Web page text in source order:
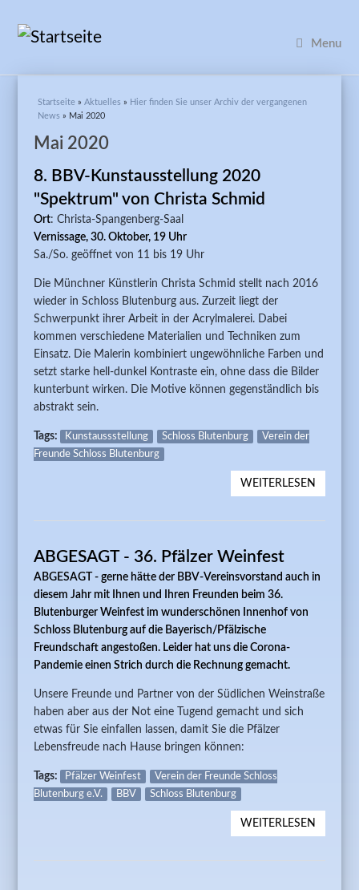
Menu
Sie sind hier
Startseite »Aktuelles » Hier finden Sie unser Archiv der vergangenen
News » Mai 2020
Mai 2020
8. BBV-Kunstausstellung 2020
"Spektrum" von Christa Schmid
Ort: Christa-Spangenberg-Saal
Vernissage, 30. Oktober, 19 Uhr
Sa./So. geöffnet von 11 bis 19 Uhr
Die Münchner Künstlerin Christa Schmid stellt nach 2016
wieder in Schloss Blutenburg aus. Zurzeit liegt der
Schwerpunkt ihrer Arbeit in der Acrylmalerei. Dabei
kommen verschiedene Materialien und Techniken zum
Einsatz. Die Malerin kombiniert ungewöhnliche Farben und
setzt starke hell-dunkel Kontraste ein, ohne dass die Bilder
kunterbunt wirken. Die Motive können gegenständlich bis
abstrakt sein.
Tags: Kunstaussstellung Schloss Blutenburg
Verein der
Freunde Schloss Blutenburg
WEITERLESEN
2020
ABGESAGT - 36. Pfälzer Weinfest
ABGESAGT - gerne hätte der BBV-Vereinsvorstand auch in
diesem Jahr mit Ihnen und Ihren Freunden beim 36.
Blutenburger Weinfest im wunderschönen Innenhof von
Schloss Blutenburg auf die Bayerisch/Pfälzische
Freundschaft angestoßen. Leider hat uns die Corona-
Pandemie einen Strich durch die Rechnung gemacht.
Unsere Freunde und Partner von der Südlichen Weinstraße
haben aber aus der Not eine Tugend gemacht und sich
etwas für Sie einfallen lassen, damit Sie die Pfälzer
Lebensfreude nach Hause bringen können:
Tags: Pfälzer Weinfest
Verein der Freunde Schloss
Blutenburg e.V.
BBV Schloss Blutenburg
WEITERLESEN
- 36.